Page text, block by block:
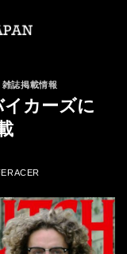
雑誌掲載情報
カーズに